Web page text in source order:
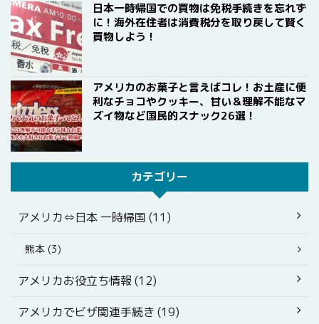
日本一時帰国での買物は免税手続きを忘れず
に！海外在住者は消費税分を取り戻して賢く
買物しよう！
アメリカのお菓子と言えばコレ！お土産に便
利なチョコやクッキー、甘い＆理解不能なマ
ズイ物など国民的スナック26選！
カテゴリー
アメリカ⇔日本 一時帰国 (11)
熊本 (3)
アメリカお役立ち情報 (12)
アメリカでビザ関連手続き (19)